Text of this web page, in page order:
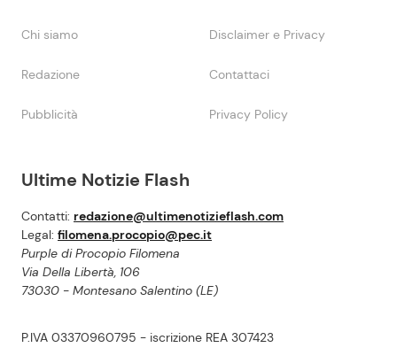
Ultime Notizie Flash
Contatti: redazione@ultimenotizieflash.com
Legal: filomena.procopio@pec.it
Purple di Procopio Filomena
Via Della Libertà, 106
73030 - Montesano Salentino (LE)
P.IVA 03370960795 - iscrizione REA 307423
Chi siamo Disclaimer e Privacy
Redazione Contattaci
Pubblicità Privacy Policy